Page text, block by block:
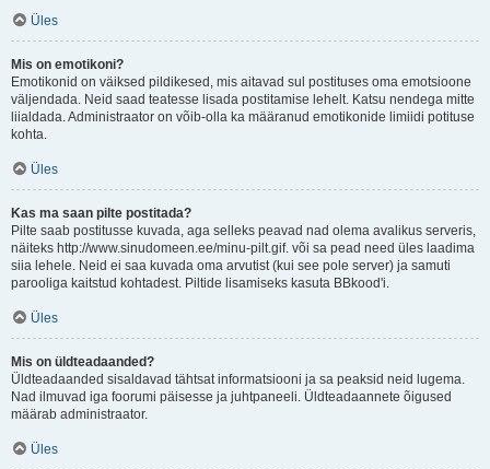
Üles
Mis on emotikoni?
Emotikonid on väiksed pildikesed, mis aitavad sul postituses oma emotsioone
väljendada. Neid saad teatesse lisada postitamise lehelt. Katsu nendega mitte
liialdada. Administraator on võib-olla ka määranud emotikonide limiidi potituse
kohta.
Üles
Kas ma saan pilte postitada?
Pilte saab postitusse kuvada, aga selleks peavad nad olema avalikus serveris,
näiteks http://www.sinudomeen.ee/minu-pilt.gif. või sa pead need üles laadima
siia lehele. Neid ei saa kuvada oma arvutist (kui see pole server) ja samuti
parooliga kaitstud kohtadest. Piltide lisamiseks kasuta BBkood'i.
Üles
Mis on üldteadaanded?
Üldteadaanded sisaldavad tähtsat informatsiooni ja sa peaksid neid lugema.
Nad ilmuvad iga foorumi päisesse ja juhtpaneeli. Üldteadaannete õigused
määrab administraator.
Üles